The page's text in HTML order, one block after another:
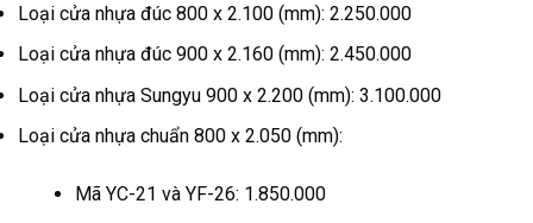
Loại cửa nhựa đúc 800 x 2.100 (mm): 2.250.000
Loại cửa nhựa đúc 900 x 2.160 (mm): 2.450.000
Loại cửa nhựa Sungyu 900 x 2.200 (mm): 3.100.000
Loại cửa nhựa chuẩn 800 x 2.050 (mm):
Mã YC-21 và YF-26: 1.850.000